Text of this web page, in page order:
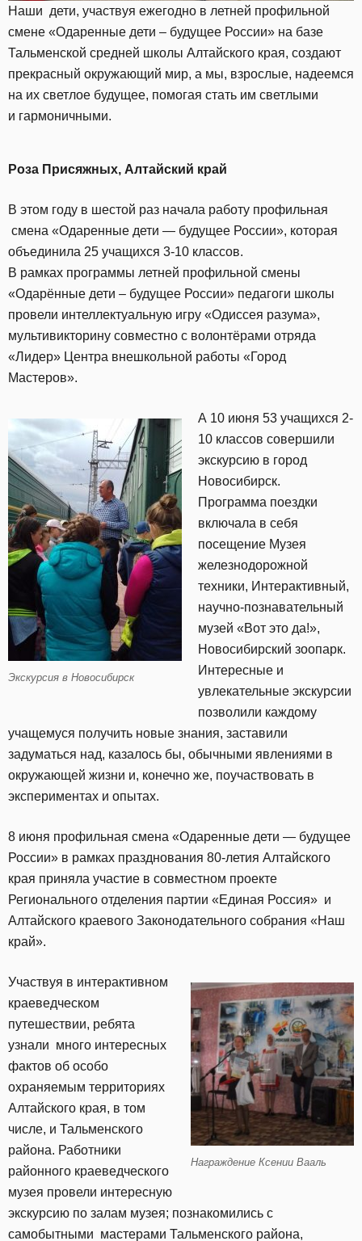
Наши дети, участвуя ежегодно в летней профильной
смене «Одаренные дети – будущее России» на базе
Тальменской средней школы Алтайского края, создают
прекрасный окружающий мир, а мы, взрослые, надеемся
на их светлое будущее, помогая стать им светлыми
и гармоничными.
Роза Присяжных, Алтайский край
В этом году в шестой раз начала работу профильная
смена «Одаренные дети — будущее России», которая
объединила 25 учащихся 3-10 классов.
В рамках программы летней профильной смены
«Одарённые дети – будущее России» педагоги школы
провели интеллектуальную игру «Одиссея разума»,
мультивикторину совместно с волонтёрами отряда
«Лидер» Центра внешкольной работы «Город
Мастеров».
Экскурсия в Новосибирск
А 10 июня 53 учащихся 2-
10 классов совершили
экскурсию в город
Новосибирск.
Программа поездки
включала в себя
посещение Музея
железнодорожной
техники, Интерактивный,
научно-познавательный
музей «Вот это да!»,
Новосибирский зоопарк.
Интересные и
увлекательные экскурсии
позволили каждому
учащемуся получить новые знания, заставили
задуматься над, казалось бы, обычными явлениями в
окружающей жизни и, конечно же, поучаствовать в
экспериментах и опытах.
8 июня профильная смена «Одаренные дети — будущее
России» в рамках празднования 80-летия Алтайского
края приняла участие в совместном проекте
Регионального отделения партии «Единая Россия» и
Алтайского краевого Законодательного собрания «Наш
край».
Награждение Ксении Вааль
Участвуя в интерактивном
краеведческом
путешествии, ребята
узнали много интересных
фактов об особо
охраняемым территориях
Алтайского края, в том
числе, и Тальменского
района. Работники
районного краеведческого
музея провели интересную
экскурсию по залам музея; познакомились с
самобытными мастерами Тальменского района,